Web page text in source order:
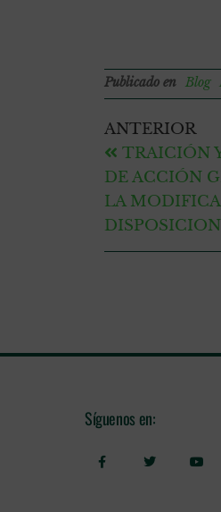
Publicado en Blog
ANTERIOR
TRAICIÓN
DE ACCIÓN
LA
Síguenos en: